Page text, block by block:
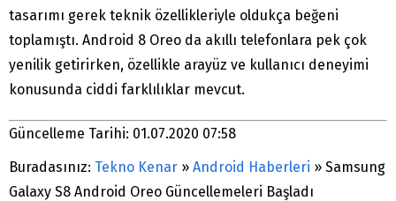
tasarımı gerek teknik özellikleriyle oldukça beğeni
toplamıştı. Android 8 Oreo da akıllı telefonlara pek çok
yenilik getirirken, özellikle arayüz ve kullanıcı deneyimi
konusunda ciddi farklılıklar mevcut.
Güncelleme Tarihi: 01.07.2020 07:58
Buradasınız: Tekno Kenar » Android Haberleri » Samsung
Galaxy S8 Android Oreo Güncellemeleri Başladı